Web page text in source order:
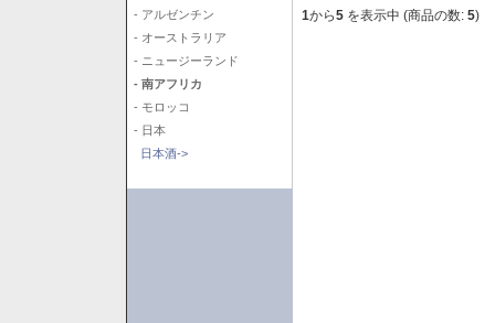
- アルゼンチン
- オーストラリア
- ニュージーランド
- 南アフリカ
- モロッコ
- 日本
日本酒->
1から5 を表示中 (商品の数: 5)